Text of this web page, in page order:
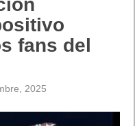
fans del
2025